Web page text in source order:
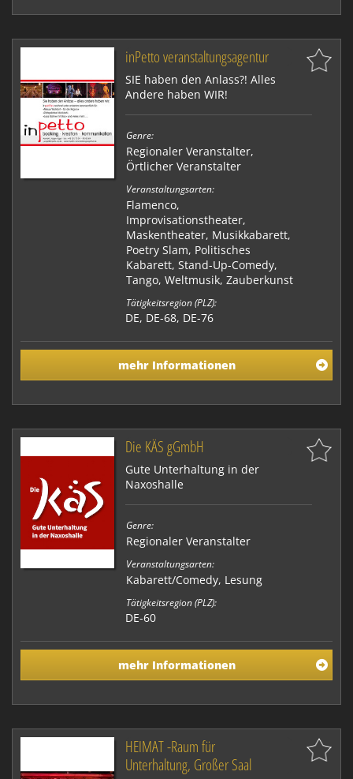
inPetto veranstaltungsagentur
SIE haben den Anlass?! Alles
Andere haben WIR!
Genre:
Regionaler Veranstalter,
Örtlicher Veranstalter
Veranstaltungsarten:
Flamenco,
Improvisationstheater,
Maskentheater, Musikkabarett,
Poetry Slam, Politisches
Kabarett, Stand-Up-Comedy,
Tango, Weltmusik, Zauberkunst
Tätigkeitsregion (PLZ):
DE, DE-68, DE-76
mehr Informationen
Die KÄS gGmbH
Gute Unterhaltung in der
Naxoshalle
Genre:
Regionaler Veranstalter
Veranstaltungsarten:
Kabarett/Comedy, Lesung
Tätigkeitsregion (PLZ):
DE-60
mehr Informationen
HEIMAT -Raum für
Unterhaltung, Großer Saal